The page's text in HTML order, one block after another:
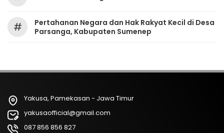
#
Pertahanan Negara dan Hak Rakyat Kecil di Desa
Parsanga, Kabupaten Sumenep
Yakusa, Pamekasan - Jawa Timur
yakusaofficial@gmail.com
087 856 856 827